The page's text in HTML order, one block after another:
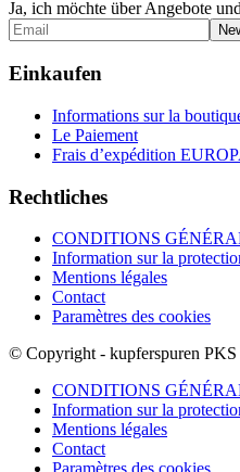
Ja, ich möchte über Angebote
Einkaufen
Informations sur la
Le Paiement
Frais d’expédition
Rechtliches
CONDITIONS
Information sur la
Mentions légales
Contact
Paramètres des cookies
© Copyright - kupferspuren
CONDITIONS
Information sur la
Mentions légales
Contact